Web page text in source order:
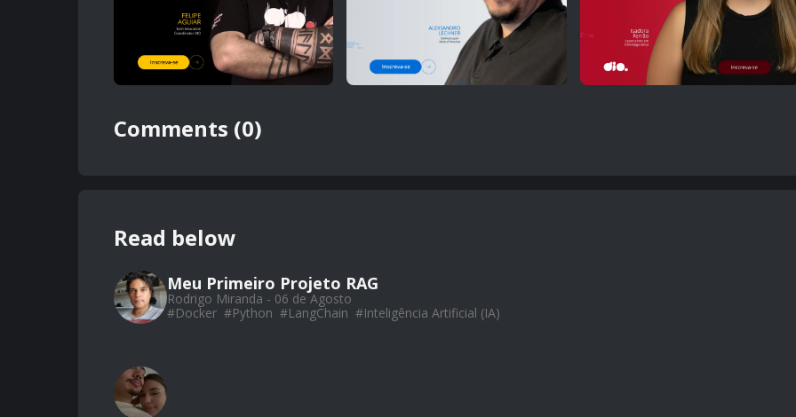
Comments (0)
Read below
Meu Primeiro Projeto RAG
Rodrigo Miranda - 06 de Agosto
#Docker #Python #LangChain #Inteligência Artificial (IA)